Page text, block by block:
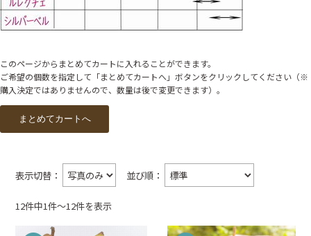
このページからまとめてカートに入れることができます。
ご希望の個数を指定して「まとめてカートへ」ボタンをクリックしてください（※
購入決定ではありませんので、数量は後で変更できます）。
表示切替： 並び順：
12件中1件〜12件を表示